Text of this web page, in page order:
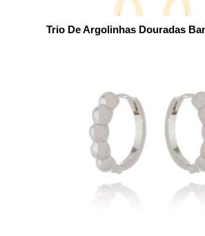
Trio De Argolinhas Douradas